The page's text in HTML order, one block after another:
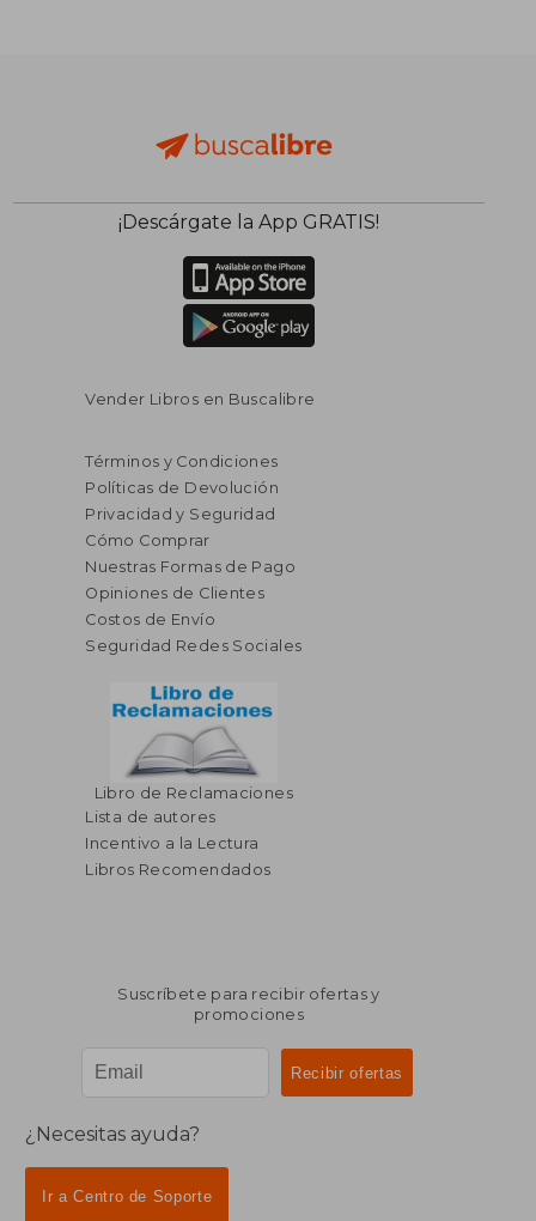
¡Descárgate la App GRATIS!
Vender Libros en Buscalibre
Términos y Condiciones
Políticas de Devolución
Privacidad y Seguridad
Cómo Comprar
Nuestras Formas de Pago
Opiniones de Clientes
Costos de Envío
Seguridad Redes Sociales
Libro de Reclamaciones
Lista de autores
Incentivo a la Lectura
Libros Recomendados
Suscríbete para recibir ofertas y
promociones
¿Necesitas ayuda?
Ir a Centro de Soporte